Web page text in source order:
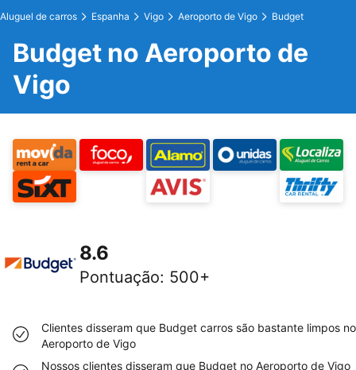
Aluguel de carros Espanha Vigo Aeroporto de Vigo Budget
Budget no Aeroporto de
Vigo
8.6
Pontuação: 500+
Clientes disseram que Budget carros são bastante limpos no
Aeroporto de Vigo
Nossos clientes disseram que Budget no Aeroporto de Vigo